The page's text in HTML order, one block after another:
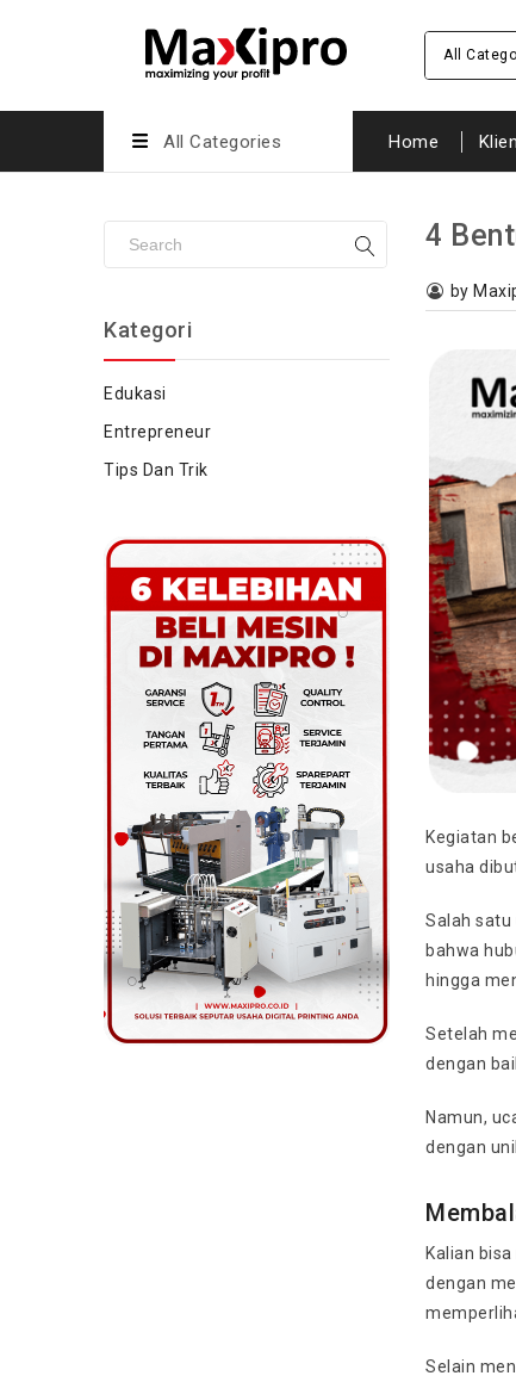
All
All Categories Home
4
by
Kegiatan
usaha
Salah satu
bahwa
hingga
Setelah
dengan
Namun,
dengan
Kalian
dengan
Selain
Kategori
Edukasi
Entrepreneur
Tips Dan Trik